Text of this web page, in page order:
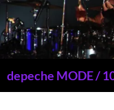
Przejdź
do
treści
depeche MODE /